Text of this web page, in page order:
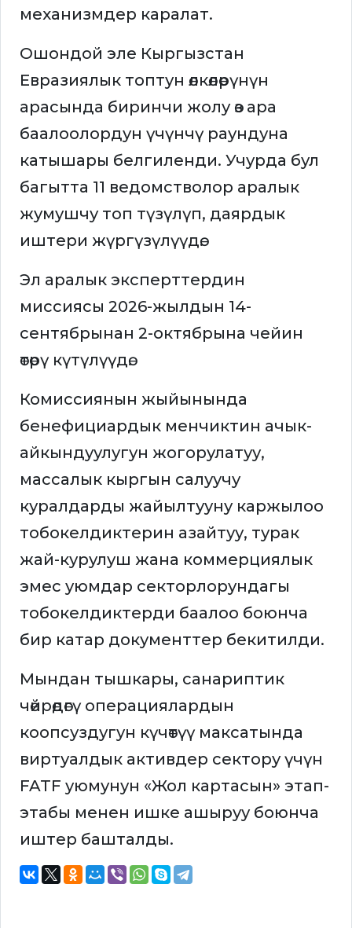
механизмдер каралат.
Ошондой эле Кыргызстан
Евразиялык топтун өлкөлөрүнүн
арасында биринчи жолу өз ара
баалоолордун үчүнчү раундуна
катышары белгиленди. Учурда бул
багытта 11 ведомстволор аралык
жумушчу топ түзүлүп, даярдык
иштери жүргүзүлүүдө.
Эл аралык эксперттердин
миссиясы 2026-жылдын 14-
сентябрынан 2-октябрына чейин
өтөрү күтүлүүдө.
Комиссиянын жыйынында
бенефициардык менчиктин ачык-
айкындуулугун жогорулатуу,
массалык кыргын салуучу
куралдарды жайылтууну каржылоо
тобокелдиктерин азайтуу, турак
жай-курулуш жана коммерциялык
эмес уюмдар секторлорундагы
тобокелдиктерди баалоо боюнча
бир катар документтер бекитилди.
Мындан тышкары, санариптик
чөйрөдөгү операциялардын
коопсуздугун күчөтүү максатында
виртуалдык активдер сектору үчүн
FATF уюмунун «Жол картасын» этап-
этабы менен ишке ашыруу боюнча
иштер башталды.